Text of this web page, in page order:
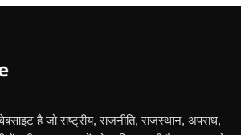
है जो राष्ट्रीय, राजनीति, राजस्थान, अपराध,